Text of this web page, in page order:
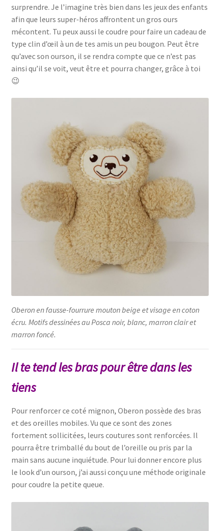
surprendre. Je l’imagine très bien dans les jeux des enfants
afin que leurs super-héros affrontent un gros ours
mécontent. Tu peux aussi le coudre pour faire un cadeau de
type clin d’œil à un de tes amis un peu bougon. Peut être
qu’avec son ourson, il se rendra compte que ce n’est pas
ainsi qu’il se voit, veut être et pourra changer, grâce à toi
😉
Oberon en fausse-fourrure mouton beige et visage en coton
écru. Motifs dessinées au Posca noir, blanc, marron clair et
marron foncé.
Il te tend les bras pour être dans les
tiens
Pour renforcer ce coté mignon, Oberon possède des bras
et des oreilles mobiles. Vu que ce sont des zones
fortement sollicitées, leurs coutures sont renforcées. Il
pourra être trimballé du bout de l’oreille ou pris par la
main sans aucune inquiétude. Pour lui donner encore plus
le look d’un ourson, j’ai aussi conçu une méthode originale
pour coudre la petite queue.